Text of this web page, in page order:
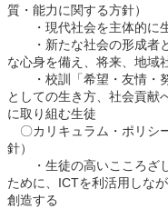
質・能力に関する方針）
・現代社会を主体的に
・新たな社会の形成者と
な心身を備え、将来、地域
・校訓「希望・友情・努
としての生き方、社会貢献
に取り組む生徒
〇カリキュラム・ポリシ
針）
・生徒の高いこころざし
ために、ICTを利活用しな
創造する